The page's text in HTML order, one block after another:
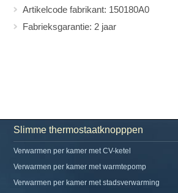
Artikelcode fabrikant: 150180A0
Fabrieksgarantie: 2 jaar
Slimme thermostaatknopppen
Verwarmen per kamer met CV-ketel
Verwarmen per kamer met warmtepomp
Verwarmen per kamer met stadsverwarming